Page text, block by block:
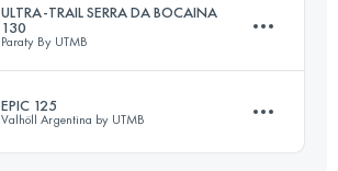
ULTRA-TRAIL SERRA DA BOCAINA
130
Paraty By UTMB
EPIC 125
Valhöll Argentina by UTMB